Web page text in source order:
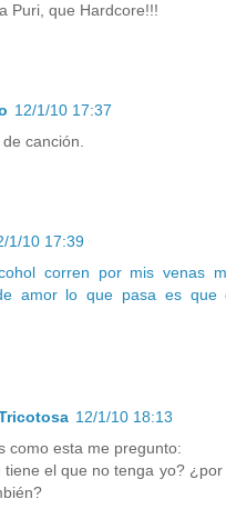
Puri, que Hardcore!!!
12/1/10 17:37
canción.
1/10 17:39
corren por mis venas
amor lo que pasa es que
12/1/10 18:13
como esta me pregunto:
tiene el que no tenga yo?